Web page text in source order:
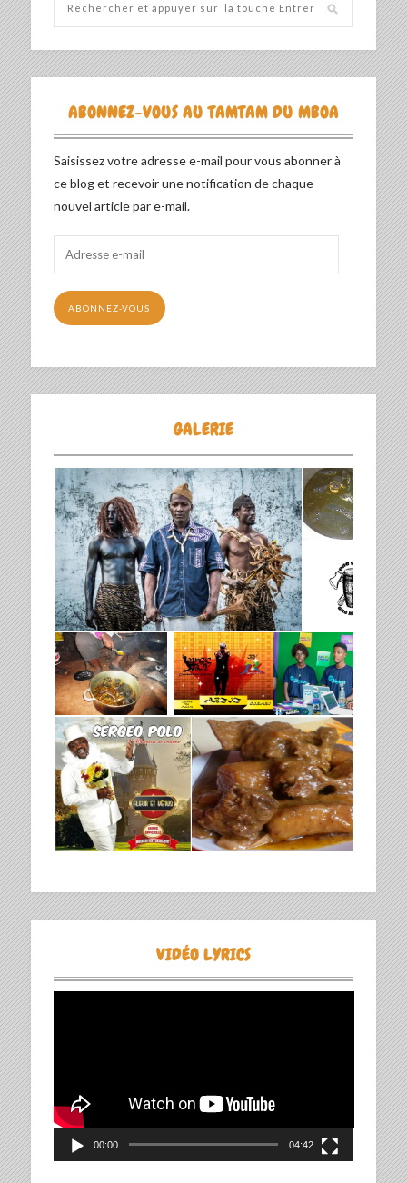
ABONNEZ-VOUS AU TAMTAM DU MBOA
Saisissez votre adresse e-mail pour vous abonner à
ce blog et recevoir une notification de chaque
nouvel article par e-mail.
Adresse
e-
mail
ABONNEZ-VOUS
GALERIE
VIDÉO LYRICS
00:00 04:42